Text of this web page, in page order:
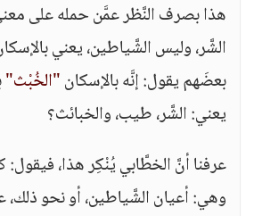
هذا بصرف النَّظر عمَّن حمله على
الشَّر، وليس الشَّياطين، يعني
بعضَهم يقول: إنَّه بالإسكان"الخُبْث"
يعني: الشَّر، طيب، والخبائث؟
عرفنا أنَّ الخطَّابي يُنْكِر هذا،
وهي: أعيان الشَّياطين، أو نحو